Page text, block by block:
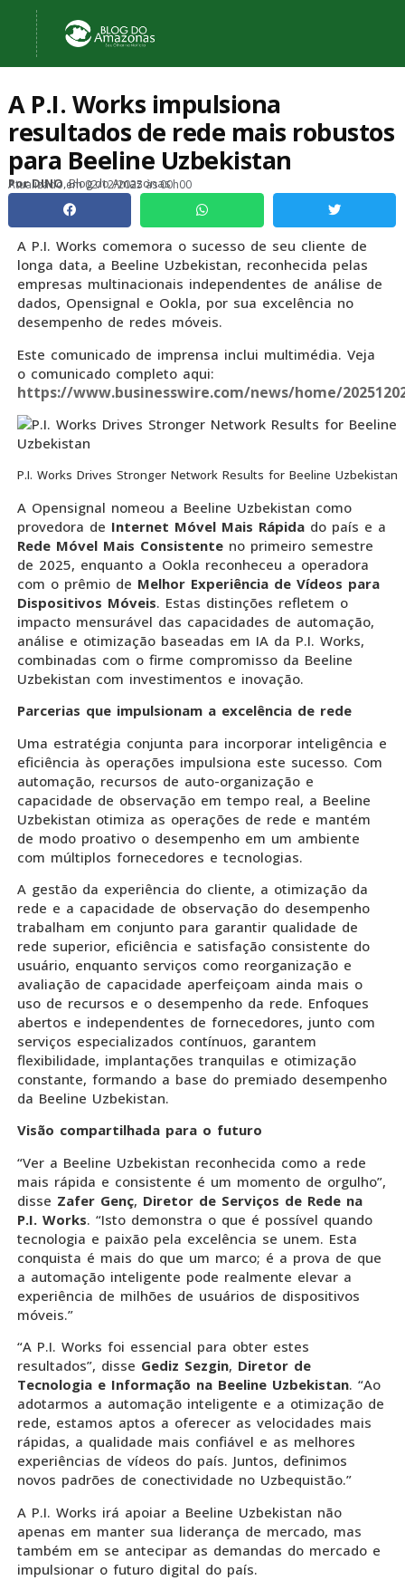
A P.I. Works impulsiona
resultados de rede mais robustos
para Beeline Uzbekistan
PorDINO , Blog do Amazonas
Atualizado em 02/12/2025 às 00h00
A P.I. Works comemora o sucesso de seu cliente de
longa data, a Beeline Uzbekistan, reconhecida pelas
empresas multinacionais independentes de análise de
dados, Opensignal e Ookla, por sua excelência no
desempenho de redes móveis.
Este comunicado de imprensa inclui multimédia. Veja
o comunicado completo aqui:
https://www.businesswire.com/news/home/
P.I. Works Drives Stronger Network Results for Beeline Uzbekistan
A Opensignal nomeou a Beeline Uzbekistan como
provedora de Internet Móvel Mais Rápida do país e a
Rede Móvel Mais Consistente no primeiro semestre
de 2025, enquanto a Ookla reconheceu a operadora
com o prêmio de Melhor Experiência de Vídeos para
Dispositivos Móveis. Estas distinções refletem o
impacto mensurável das capacidades de automação,
análise e otimização baseadas em IA da P.I. Works,
combinadas com o firme compromisso da Beeline
Uzbekistan com investimentos e inovação.
Parcerias que impulsionam a excelência de rede
Uma estratégia conjunta para incorporar inteligência e
eficiência às operações impulsiona este sucesso. Com
automação, recursos de auto-organização e
capacidade de observação em tempo real, a Beeline
Uzbekistan otimiza as operações de rede e mantém
de modo proativo o desempenho em um ambiente
com múltiplos fornecedores e tecnologias.
A gestão da experiência do cliente, a otimização da
rede e a capacidade de observação do desempenho
trabalham em conjunto para garantir qualidade de
rede superior, eficiência e satisfação consistente do
usuário, enquanto serviços como reorganização e
avaliação de capacidade aperfeiçoam ainda mais o
uso de recursos e o desempenho da rede. Enfoques
abertos e independentes de fornecedores, junto com
serviços especializados contínuos, garantem
flexibilidade, implantações tranquilas e otimização
constante, formando a base do premiado desempenho
da Beeline Uzbekistan.
Visão compartilhada para o futuro
“Ver a Beeline Uzbekistan reconhecida como a rede
mais rápida e consistente é um momento de orgulho”,
disse Zafer Genç, Diretor de Serviços de Rede na
P.I. Works. “Isto demonstra o que é possível quando
tecnologia e paixão pela excelência se unem. Esta
conquista é mais do que um marco; é a prova de que
a automação inteligente pode realmente elevar a
experiência de milhões de usuários de dispositivos
móveis.”
“A P.I. Works foi essencial para obter estes
resultados”, disse Gediz Sezgin, Diretor de
Tecnologia e Informação na Beeline Uzbekistan. “Ao
adotarmos a automação inteligente e a otimização de
rede, estamos aptos a oferecer as velocidades mais
rápidas, a qualidade mais confiável e as melhores
experiências de vídeos do país. Juntos, definimos
novos padrões de conectividade no Uzbequistão.”
A P.I. Works irá apoiar a Beeline Uzbekistan não
apenas em manter sua liderança de mercado, mas
também em se antecipar as demandas do mercado e
impulsionar o futuro digital do país.